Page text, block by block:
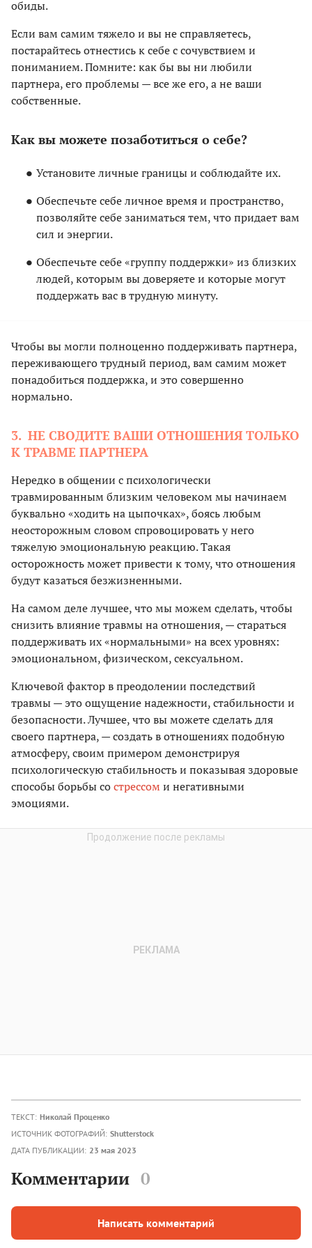
обиды.
Если вам самим тяжело и вы не справляетесь,
постарайтесь отнестись к себе с сочувствием и
пониманием. Помните: как бы вы ни любили
партнера, его проблемы — все же его, а не ваши
собственные.
Как вы можете позаботиться о себе?
Установите личные границы и соблюдайте их.
Обеспечьте себе личное время и пространство,
позволяйте себе заниматься тем, что придает вам
сил и энергии.
Обеспечьте себе «группу поддержки» из близких
людей, которым вы доверяете и которые могут
поддержать вас в трудную минуту.
Чтобы вы могли полноценно поддерживать партнера,
переживающего трудный период, вам самим может
понадобиться поддержка, и это совершенно
нормально.
3. НЕ СВОДИТЕ ВАШИ ОТНОШЕНИЯ ТОЛЬКО
К ТРАВМЕ ПАРТНЕРА
Нередко в общении с психологически
травмированным близким человеком мы начинаем
буквально «ходить на цыпочках», боясь любым
неосторожным словом спровоцировать у него
тяжелую эмоциональную реакцию. Такая
осторожность может привести к тому, что отношения
будут казаться безжизненными.
На самом деле лучшее, что мы можем сделать, чтобы
снизить влияние травмы на отношения, — стараться
поддерживать их «нормальными» на всех уровнях:
эмоциональном, физическом, сексуальном.
Ключевой фактор в преодолении последствий
травмы — это ощущение надежности, стабильности и
безопасности. Лучшее, что вы можете сделать для
своего партнера, — создать в отношениях подобную
атмосферу, своим примером демонстрируя
психологическую стабильность и показывая здоровые
способы борьбы сострессом и негативными
эмоциями.
ТЕКСТ: Николай Проценко
ИСТОЧНИК ФОТОГРАФИЙ: Shutterstock
ДАТА ПУБЛИКАЦИИ: 23 мая 2023
Комментарии 0
Написать комментарий